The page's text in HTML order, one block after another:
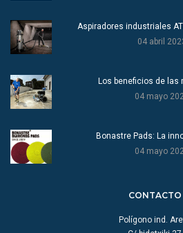
Aspiradores industriales
04 abril
Los beneficios de las
04 mayo
Bonastre Pads: La
04 mayo
CONTACTO
Polígono ind.